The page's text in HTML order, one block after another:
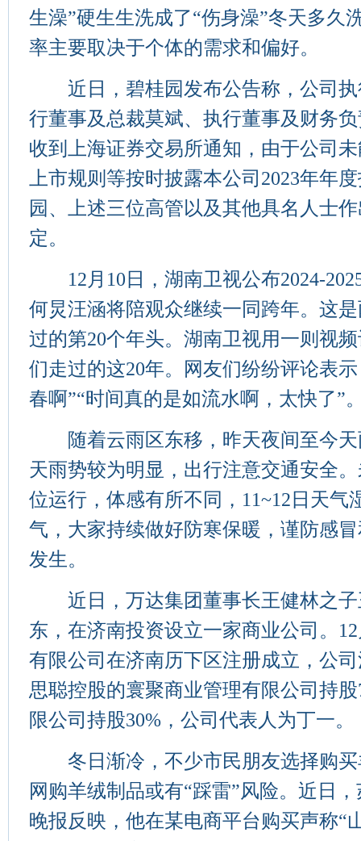
生澡”硬生生洗成了“伤身澡”冬天多久
率主要取决于个体的需求和偏好。
近日，碧桂园发布公告称，公司执
行董事及总裁莫斌、执行董事及财务
收到上海证券交易所通知，由于公司
上市规则等按时披露本公司2023年年
园、上述三位高管以及其他具名人士
定。
12月10日，湖南卫视公布2024-
何炅汪涵将陪观众继续一同跨年。这
过的第20个年头。湖南卫视用一则视
们走过的这20年。网友们纷纷评论表
春啊”“时间真的是如流水啊，太快了”
随着云雨区东移，昨天夜间至今天
天雨势较为明显，出行注意交通安全
位运行，体感有所不同，11~12日天气
气，大家持续做好防寒保暖，谨防感
发生。
近日，万达集团董事长王健林之子
东，在济南投资设立一家商业公司。
有限公司在济南历下区注册成立，公
思聪控股的寰聚商业管理有限公司持
限公司持股30%，公司代表人为丁一。
冬日渐冷，不少市民朋友选择购买
网购羊绒制品或有“踩雷”风险。近日
晚报反映，他在某电商平台购买声称“